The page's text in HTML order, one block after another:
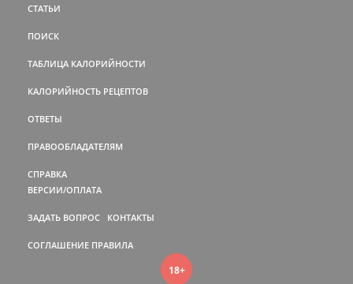
СТАТЬИ
ПОИСК
ТАБЛИЦА КАЛОРИЙНОСТИ
КАЛОРИЙНОСТЬ РЕЦЕПТОВ
ОТВЕТЫ
ПРАВООБЛАДАТЕЛЯМ
СПРАВКА
ВЕРСИИ/ОПЛАТА
ЗАДАТЬ ВОПРОС КОНТАКТЫ
СОГЛАШЕНИЕ ПРАВИЛА
18+